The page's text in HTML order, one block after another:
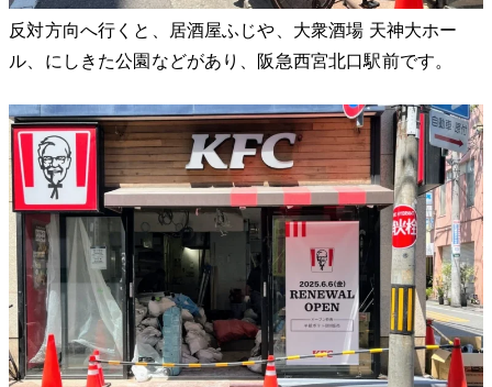
反対方向へ行くと、居酒屋ふじや、大衆酒場 天神大ホー
ル、にしきた公園などがあり、阪急西宮北口駅前です。